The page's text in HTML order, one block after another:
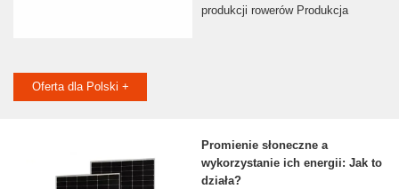
produkcji rowerów Produkcja
Oferta dla Polski +
Promienie słoneczne a
wykorzystanie ich energii: Jak to
działa?